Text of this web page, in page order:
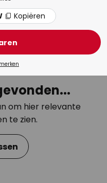
om hier relevante
te zien.
Kopiëren